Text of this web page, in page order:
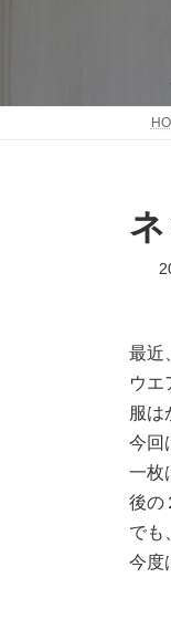
最近
ウエ
服は
今回
一枚
後の
で
今度